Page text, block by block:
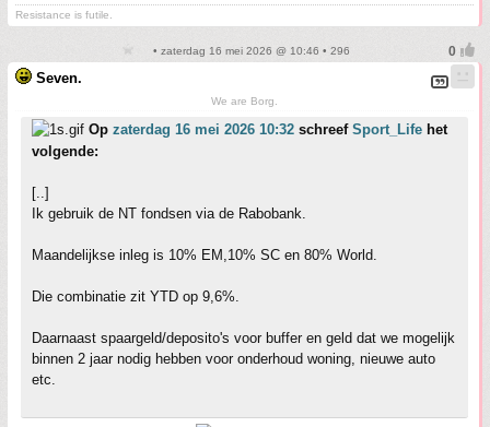
Resistance is futile.
• zaterdag 16 mei 2026 @ 10:46 • 296
Seven.
We are Borg.
Op zaterdag 16 mei 2026 10:32 schreef Sport_Life het
volgende:
[..]
Ik gebruik de NT fondsen via de Rabobank.
Maandelijkse inleg is 10% EM,10% SC en 80% World.
Die combinatie zit YTD op 9,6%.
Daarnaast spaargeld/deposito's voor buffer en geld dat we mogelijk
binnen 2 jaar nodig hebben voor onderhoud woning, nieuwe auto
etc.